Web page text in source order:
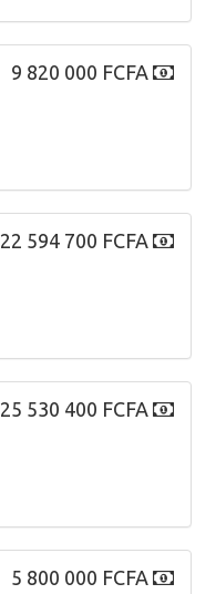
9 820 000 FCFA
22 594 700 FCFA
25 530 400 FCFA
5 800 000 FCFA